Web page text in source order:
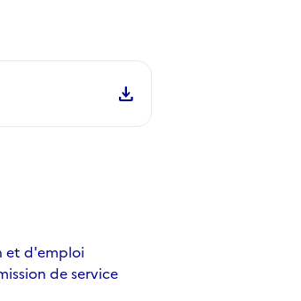
download
et d'emploi
de service